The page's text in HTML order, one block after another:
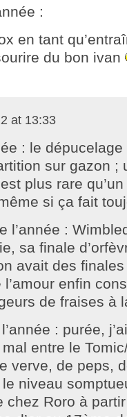
:
en tant
du bon ivan
at 13:33
: le
sur gazon ;
plus rare
si ça fait
l’année :
sa finale
avait des
l’amour enfin
de fraises à
: purée,
entre le
verve, de peps,
niveau
chez Roro à